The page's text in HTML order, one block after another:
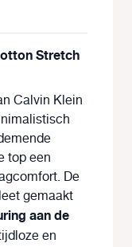
Stretch
Calvin Klein
top een
De
gemaakt
aan de
en